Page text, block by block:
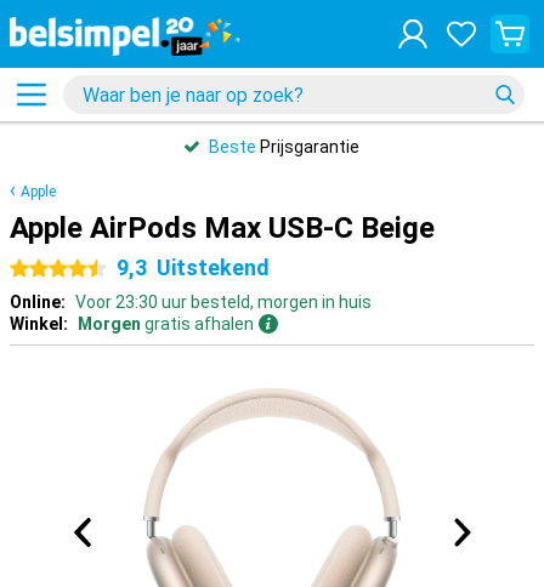
Beste Prijsgarantie
Apple
Apple AirPods Max USB-C Beige
4.5 sterren
9,3 Uitstekend
Online: Voor 23:30 uur besteld, morgen in huis
Winkel:
Morgen gratis afhalen